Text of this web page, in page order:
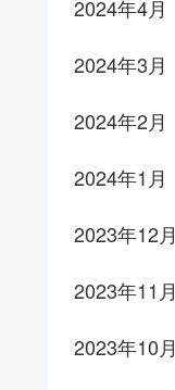
2024年4月
2024年3月
2024年2月
2024年1月
2023年12月
2023年11月
2023年10月